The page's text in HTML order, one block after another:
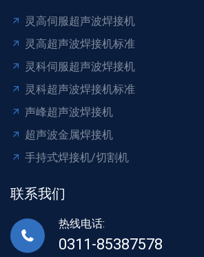
灵高伺服超声波焊接机
灵高超声波焊接机标准
灵科伺服超声波焊接机
灵科超声波焊接机标准
声峰超声波焊接机
超声波金属焊接机
手持式焊接机/切割机
联系我们
热线电话:
0311-85387578